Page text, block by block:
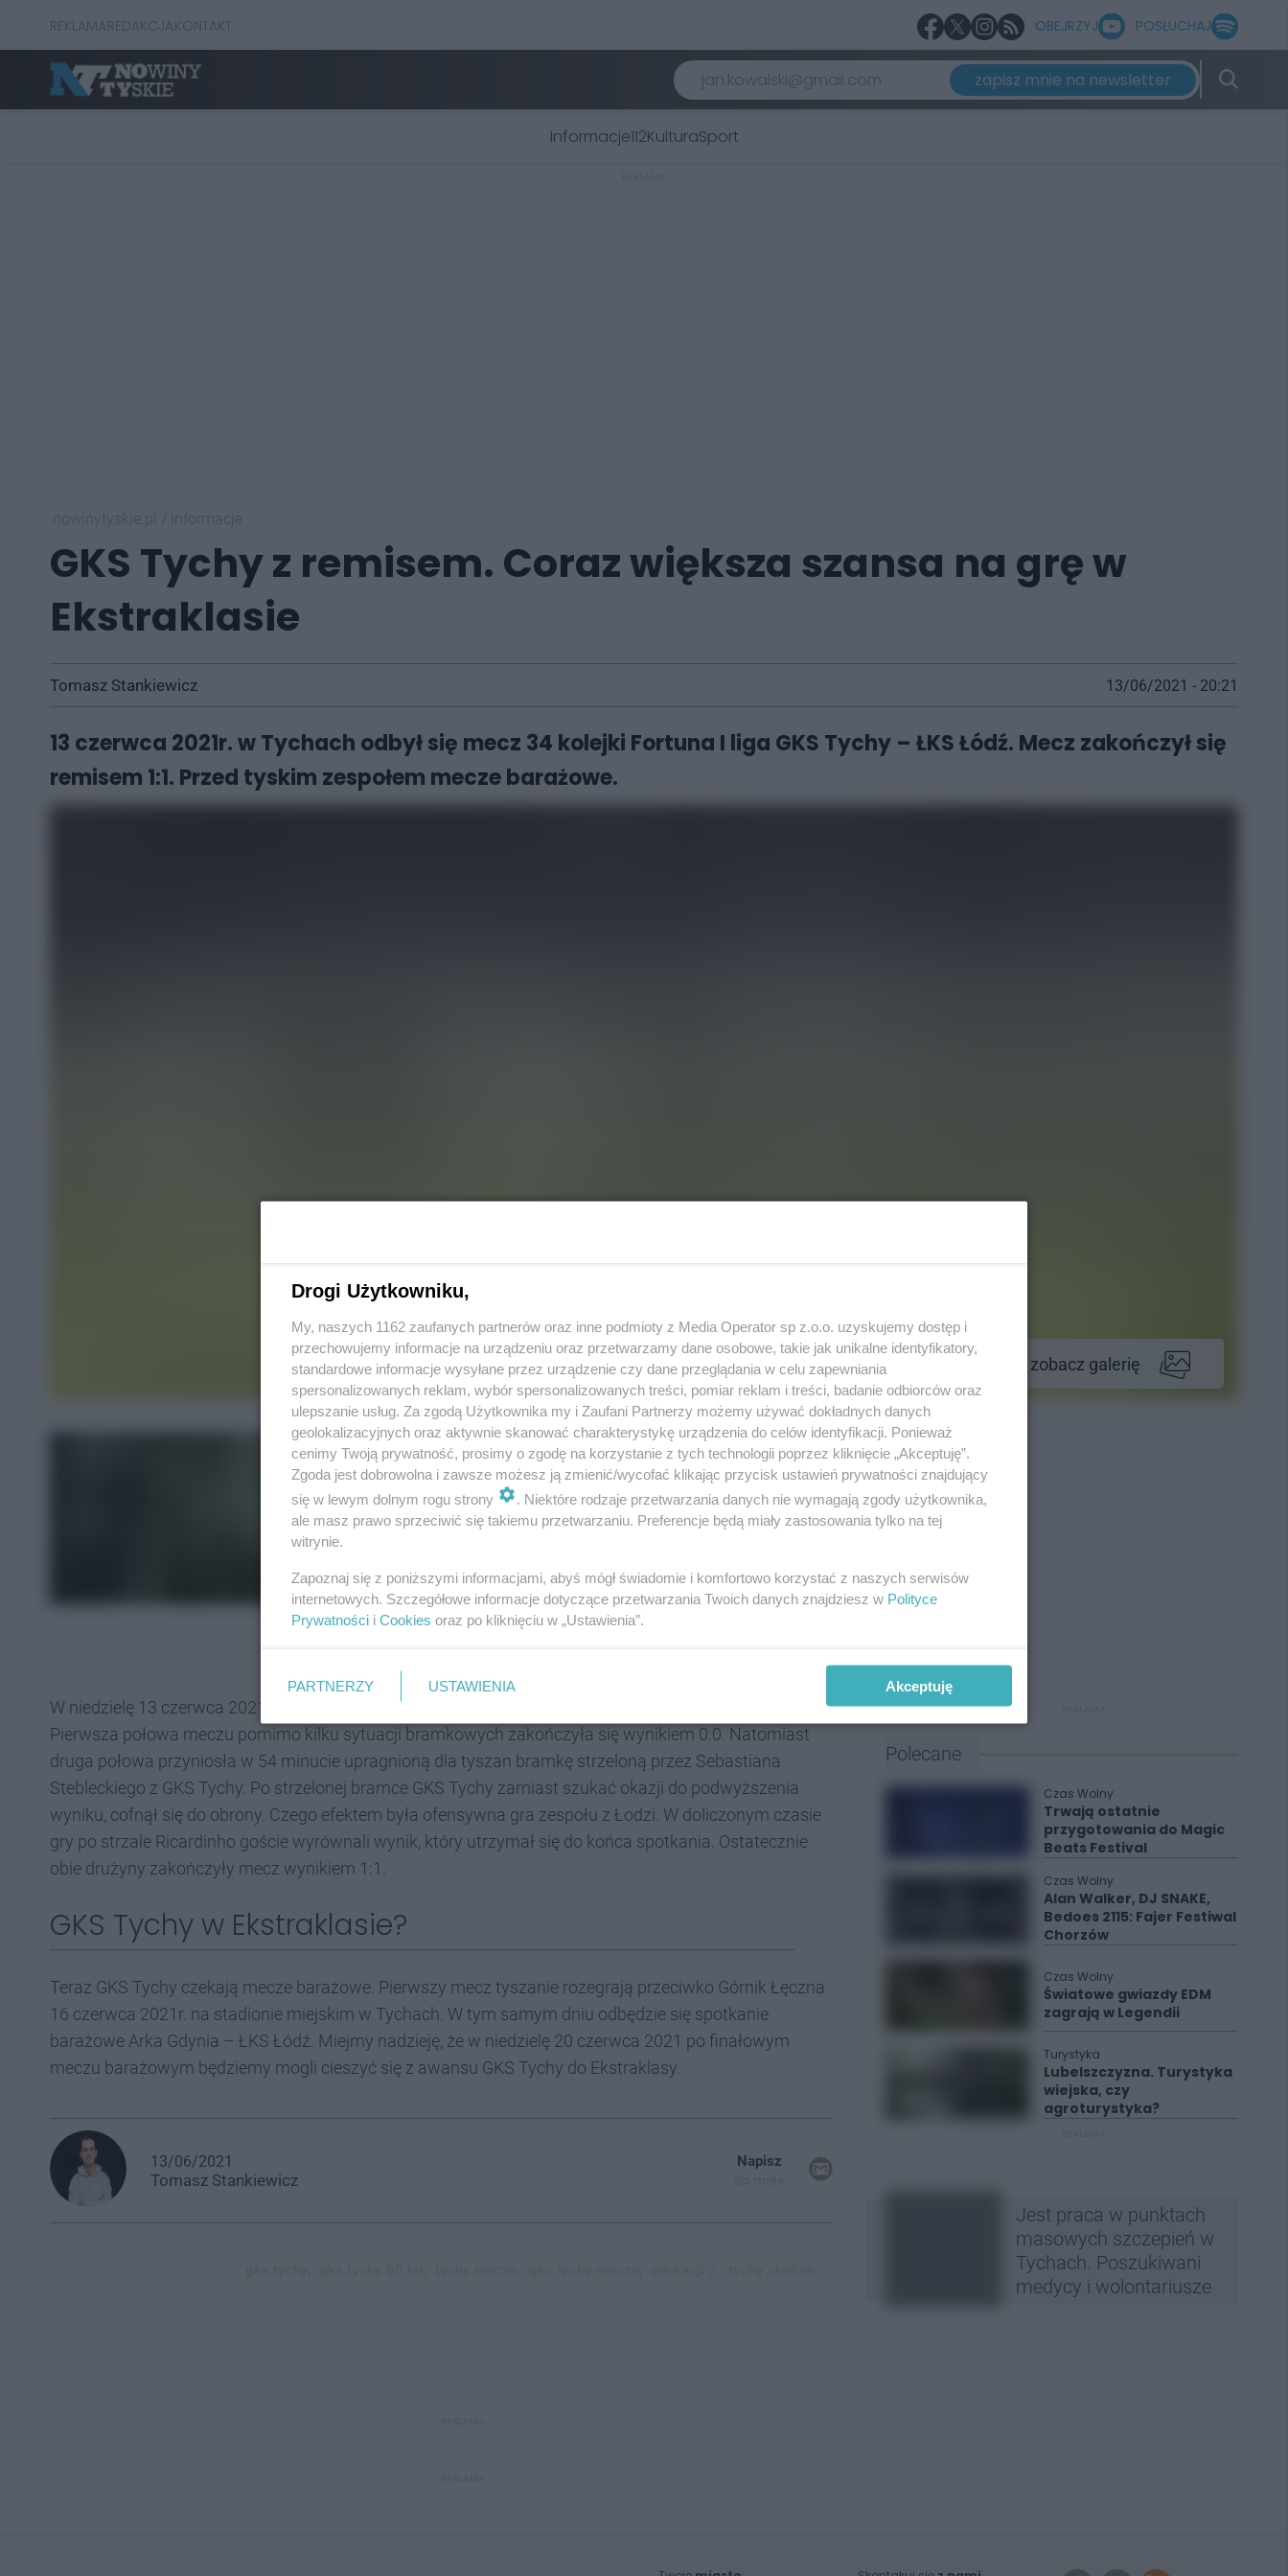
REKLAMAREDAKCJAKONTAKT OBEJRZYJ POSŁUCHAJ
zapisz mnie na newsletter
Informacje112KulturaSport
GKS Tychy z remisem. Coraz większa szansa na grę w
Ekstraklasie
Tomasz Stankiewicz 13/06/2021 - 20:21
13 czerwca 2021r. w Tychach odbył się mecz 34 kolejki Fortuna I liga GKS Tychy – ŁKS Łódź. Mecz zakończył się
remisem 1:1. Przed tyskim zespołem mecze barażowe.
zobacz galerię
W niedzielę 13 czerwca 2021r. na stadionie miejskim w Tychach odbył się mecz GKS Tychy i ŁKS Łódź.
Pierwsza połowa meczu pomimo kilku sytuacji bramkowych zakończyła się wynikiem 0:0. Natomiast
druga połowa przyniosła w 54 minucie upragnioną dla tyszan bramkę strzeloną przez Sebastiana
Stebleckiego z GKS Tychy. Po strzelonej bramce GKS Tychy zamiast szukać okazji do podwyższenia
wyniku, cofnął się do obrony. Czego efektem była ofensywna gra zespołu z Łodzi. W doliczonym czasie
gry po strzale Ricardinho goście wyrównali wynik, który utrzymał się do końca spotkania. Ostatecznie
obie drużyny zakończyły mecz wynikiem 1:1.
GKS Tychy w Ekstraklasie?
Teraz GKS Tychy czekają mecze barażowe. Pierwszy mecz tyszanie rozegrają przeciwko Górnik Łęczna
16 czerwca 2021r. na stadionie miejskim w Tychach. W tym samym dniu odbędzie się spotkanie
barażowe Arka Gdynia – ŁKS Łódź. Miejmy nadzieję, że w niedzielę 20 czerwca 2021 po finałowym
meczu barażowym będziemy mogli cieszyć się z awansu GKS Tychy do Ekstraklasy.
13/06/2021
Tomasz Stankiewicz
Napisz
Polecane
Czas Wolny
Trwają ostatnie
przygotowania do Magic
Beats Festival
Czas Wolny
Alan Walker, DJ SNAKE,
Bedoes 2115: Fajer Festiwal
Chorzów
Czas Wolny
Światowe gwiazdy EDM
zagrają w Legendii
Turystyka
Lubelszczyzna. Turystyka
wiejska, czy
agroturystyka?
Jest praca w punktach
masowych szczepień w
Tychach. Poszukiwani
medycy i wolontariusze
Drogi Użytkowniku,
My, naszych 1162 zaufanych partnerów oraz inne podmioty z Media Operator sp z.o.o. uzyskujemy dostęp i
przechowujemy informacje na urządzeniu oraz przetwarzamy dane osobowe, takie jak unikalne identyfikatory,
standardowe informacje wysyłane przez urządzenie czy dane przeglądania w celu zapewniania
spersonalizowanych reklam, wybór spersonalizowanych treści, pomiar reklam i treści, badanie odbiorców oraz
ulepszanie usług. Za zgodą Użytkownika my i Zaufani Partnerzy możemy używać dokładnych danych
geolokalizacyjnych oraz aktywnie skanować charakterystykę urządzenia do celów identyfikacji. Ponieważ
cenimy Twoją prywatność, prosimy o zgodę na korzystanie z tych technologii poprzez kliknięcie „Akceptuję”.
Zgoda jest dobrowolna i zawsze możesz ją zmienić/wycofać klikając przycisk ustawień prywatności znajdujący
się w lewym dolnym rogu strony
. Niektóre rodzaje przetwarzania danych nie wymagają zgody użytkownika,
ale masz prawo sprzeciwić się takiemu przetwarzaniu. Preferencje będą miały zastosowania tylko na tej
witrynie.
Zapoznaj się z poniższymi informacjami, abyś mógł świadomie i komfortowo korzystać z naszych serwisów
internetowych. Szczegółowe informacje dotyczące przetwarzania Twoich danych znajdziesz w Polityce
Prywatności i Cookies oraz po kliknięciu w „Ustawienia”.
PARTNERZY USTAWIENIA Akceptuję